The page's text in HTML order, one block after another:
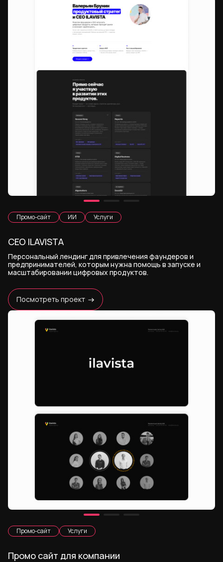
Промо-сайт ИИ Услуги
CEO ILAVISTA
Персональный лендинг для привлечения фаундеров и
предпринимателей, которым нужна помощь в запуске и
масштабировании цифровых продуктов.
Посмотреть проект
Промо-сайт Услуги
Промо сайт для компании